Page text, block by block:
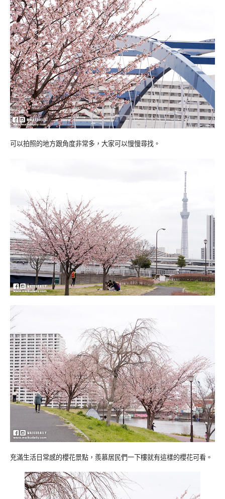
可以拍照的地方跟角度非常多，大家可以慢慢尋找。
充滿生活日常感的櫻花景點，羨慕居民們一下樓就有這樣的櫻花可看。